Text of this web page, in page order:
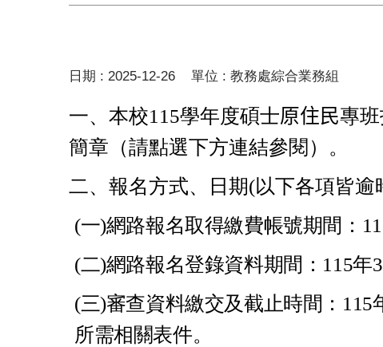
日期 : 2025-12-26 單位 : 教務處綜合業務組
一、本校115學年度碩士原住民專
簡章（請點選下方連結參閱）。
二、報名方式、日期(以下各項皆逾
(一)網路報名取得繳費帳號期間：
(二)網路報名登錄資料期間：115年
(三)審查資料繳交及截止時間：115
所需相關表件。